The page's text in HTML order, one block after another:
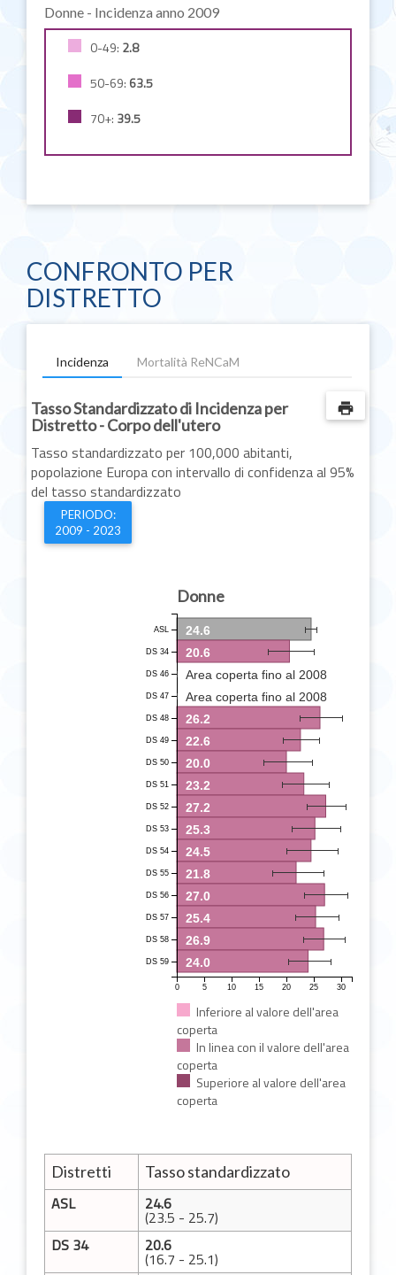
Donne - Incidenza anno 2009
0-49: 2.8
50-69: 63.5
70+: 39.5
CONFRONTO PER
DISTRETTO
Incidenza Mortalità ReNCaM
print
Tasso Standardizzato di Incidenza per
Distretto - Corpo dell'utero
Tasso standardizzato per 100,000 abitanti,
popolazione Europa con intervallo di confidenza al 95%
del tasso standardizzato
PERIODO:
2009 - 2023
Donne
24.6
20.6
Area coperta fino al 2008
Area coperta fino al 2008
26.2
22.6
20.0
23.2
27.2
25.3
24.5
21.8
27.0
25.4
26.9
24.0
0 5 10 15 20 25 30
ASL
DS 34
DS 46
DS 47
DS 48
DS 49
DS 50
DS 51
DS 52
DS 53
DS 54
DS 55
DS 56
DS 57
DS 58
DS 59
Inferiore al valore dell'area
coperta
In linea con il valore dell'area
coperta
Superiore al valore dell'area
coperta
Distretti Tasso standardizzato
ASL 24.6
(23.5 - 25.7)
DS 34
20.6
(16.7 - 25.1)